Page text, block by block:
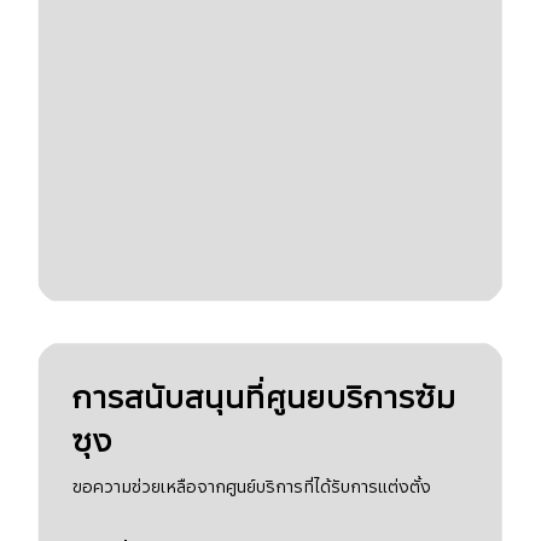
การสนับสนุนที่ศูนยบริการซัม
ซุง
ขอความช่วยเหลือจากศูนย์บริการที่ได้รับการแต่งตั้ง